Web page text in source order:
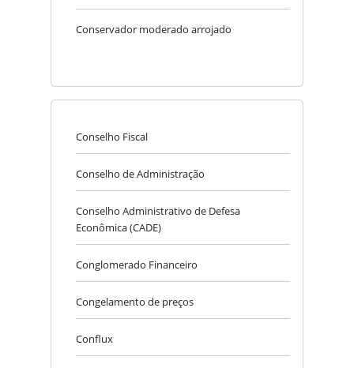
Conservador moderado arrojado
Conselho Fiscal
Conselho de Administração
Conselho Administrativo de Defesa
Econômica (CADE)
Conglomerado Financeiro
Congelamento de preços
Conflux